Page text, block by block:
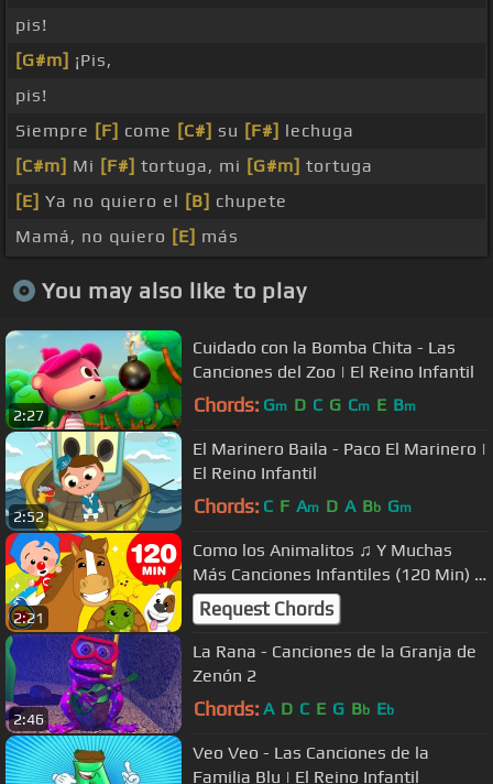
pis!
[G#m] ¡Pis,
pis!
Siempre [F] come [C#] su [F#] lechuga
[C#m] Mi [F#] tortuga, mi [G#m] tortuga
[E] Ya no quiero el [B] chupete
Mamá, no quiero [E] más
You may also like to play
2:27
Cuidado con la Bomba Chita - Las
Canciones del Zoo | El Reino Infantil
Chords: Gm D C G Cm E Bm
2:52
El Marinero Baila - Paco El Marinero |
El Reino Infantil
Chords: C F Am D A Bb Gm
2:21
Como los Animalitos ♫ Y Muchas
Más Canciones Infantiles (120 Min) ♫
Plim Plim
Request Chords
2:46
La Rana - Canciones de la Granja de
Zenón 2
Chords: A D C E G Bb Eb
Veo Veo - Las Canciones de la
Familia Blu | El Reino Infantil